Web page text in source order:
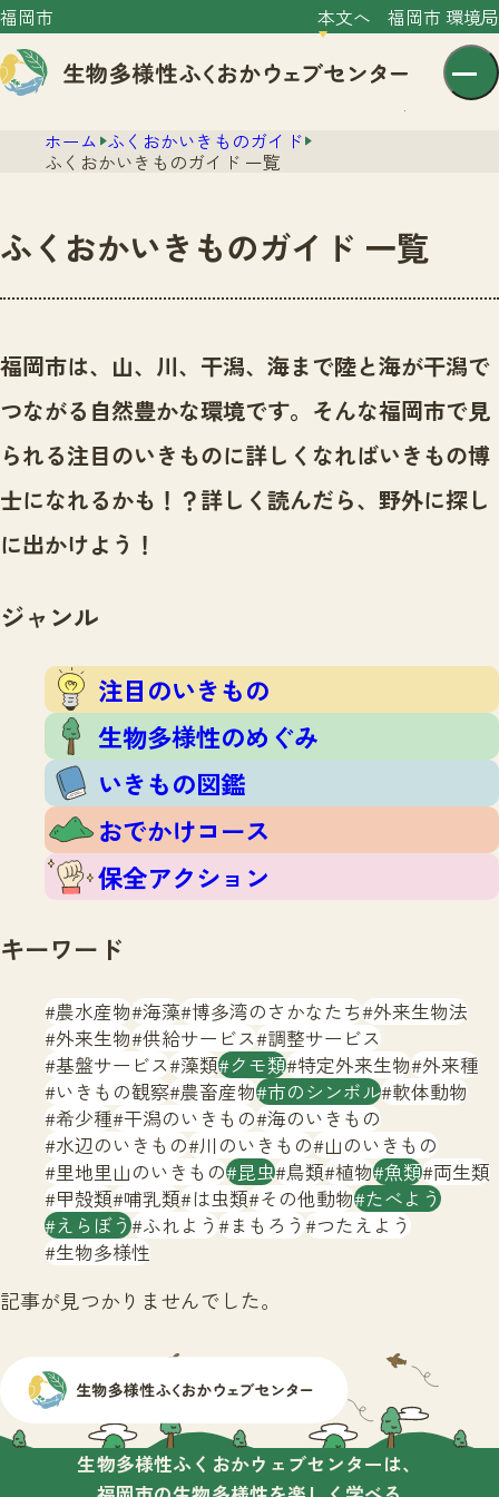
福岡市 本文へ 福岡市 環境局
センター紹介
センター紹介TOP
サイトポリシー
プライバシーポリシー
ニュースTOP
市の取組み
いきものガイド
いきものガイドTOP
注目のいきもの
生物多様性のめぐみ
保全アクション
イベント
いきもの調査隊
調査レポート
調査結果
ふくおかいきものマップ
マッチング
マッチングTOP
掲載申し込みフォーム
お問合せ
サイトマップ
ホーム ふくおかいきものガイド
ふくおかいきものガイド 一覧
ふくおかいきものガイド 一覧
福岡市は、山、川、干潟、海まで陸と海が干潟で
つながる自然豊かな環境です。 そんな福岡市で見
られる注目のいきものに詳しくなればいきもの博
士になれるかも！？詳しく読んだら、野外に探し
に出かけよう！
ジャンル
注目のいきもの
生物多様性のめぐみ
いきもの図鑑
おでかけコース
保全アクション
キーワード
農水産物 海藻 博多湾のさかなたち 外来生物法
外来生物 供給サービス 調整サービス
基盤サービス 藻類 クモ類 特定外来生物 外来種
いきもの観察 農畜産物 市のシンボル 軟体動物
希少種 干潟のいきもの 海のいきもの
水辺のいきもの 川のいきもの 山のいきもの
里地里山のいきもの 昆虫 鳥類 植物 魚類 両生類
甲殻類 哺乳類 は虫類 その他動物 たべよう
えらぼう ふれよう まもろう つたえよう
生物多様性
記事が見つかりませんでした。
生物多様性ふくおかウェブセンターは、